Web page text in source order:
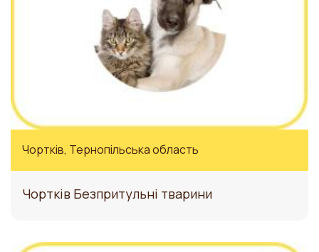
Чортків, Тернопільська область
Чортків Безпритульні тварини